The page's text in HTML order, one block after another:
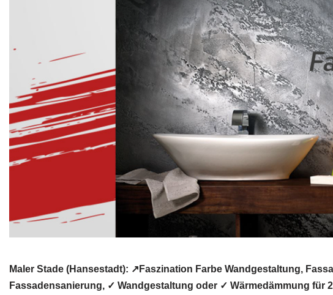
Maler Stade (Hansestadt): ↗️Faszination Farbe Wandgestaltung,
Fassadensanierung, ✓ Wandgestaltung oder ✓ Wärmedämmung für